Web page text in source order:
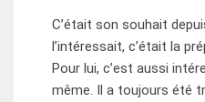
C’était son souhait
l’intéressait, c’était la
Pour lui, c’est aussi
même. Il a toujours été